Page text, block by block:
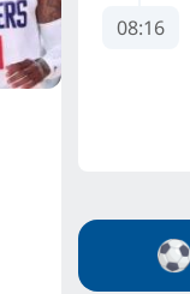
08:16